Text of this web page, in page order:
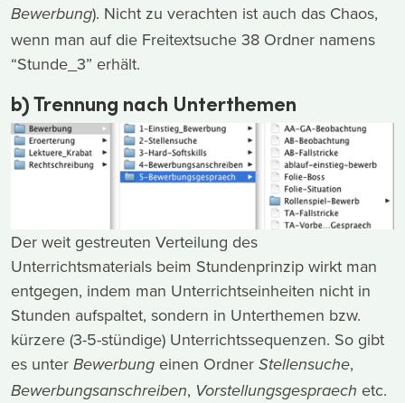
Bewerbung). Nicht zu verachten ist auch das Chaos,
wenn man auf die Freitextsuche 38 Ordner namens
“Stunde_3” erhält.
b) Trennung nach Unterthemen
Der weit gestreuten Verteilung des
Unterrichtsmaterials beim Stundenprinzip wirkt man
entgegen, indem man Unterrichtseinheiten nicht in
Stunden aufspaltet, sondern in Unterthemen bzw.
kürzere (3-5-stündige) Unterrichtssequenzen. So gibt
es unter Bewerbung einen Ordner Stellensuche,
Bewerbungsanschreiben, Vorstellungsgespraech etc.